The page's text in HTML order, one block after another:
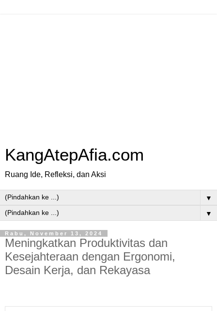
KangAtepAfia.com
Ruang Ide, Refleksi, dan Aksi
▼
▼
Rabu, November 13, 2024
Meningkatkan Produktivitas dan
Kesejahteraan dengan Ergonomi,
Desain Kerja, dan Rekayasa